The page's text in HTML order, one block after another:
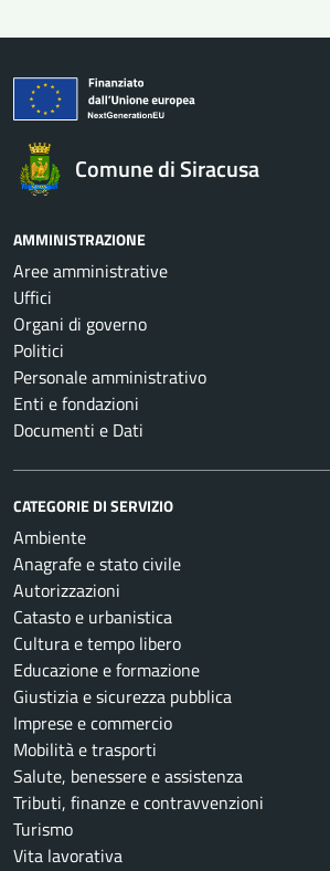
Comune di Siracusa
AMMINISTRAZIONE
Aree amministrative
Uffici
Organi di governo
Politici
Personale amministrativo
Enti e fondazioni
Documenti e Dati
CATEGORIE DI SERVIZIO
Ambiente
Anagrafe e stato civile
Autorizzazioni
Catasto e urbanistica
Cultura e tempo libero
Educazione e formazione
Giustizia e sicurezza pubblica
Imprese e commercio
Mobilità e trasporti
Salute, benessere e assistenza
Tributi, finanze e contravvenzioni
Turismo
Vita lavorativa